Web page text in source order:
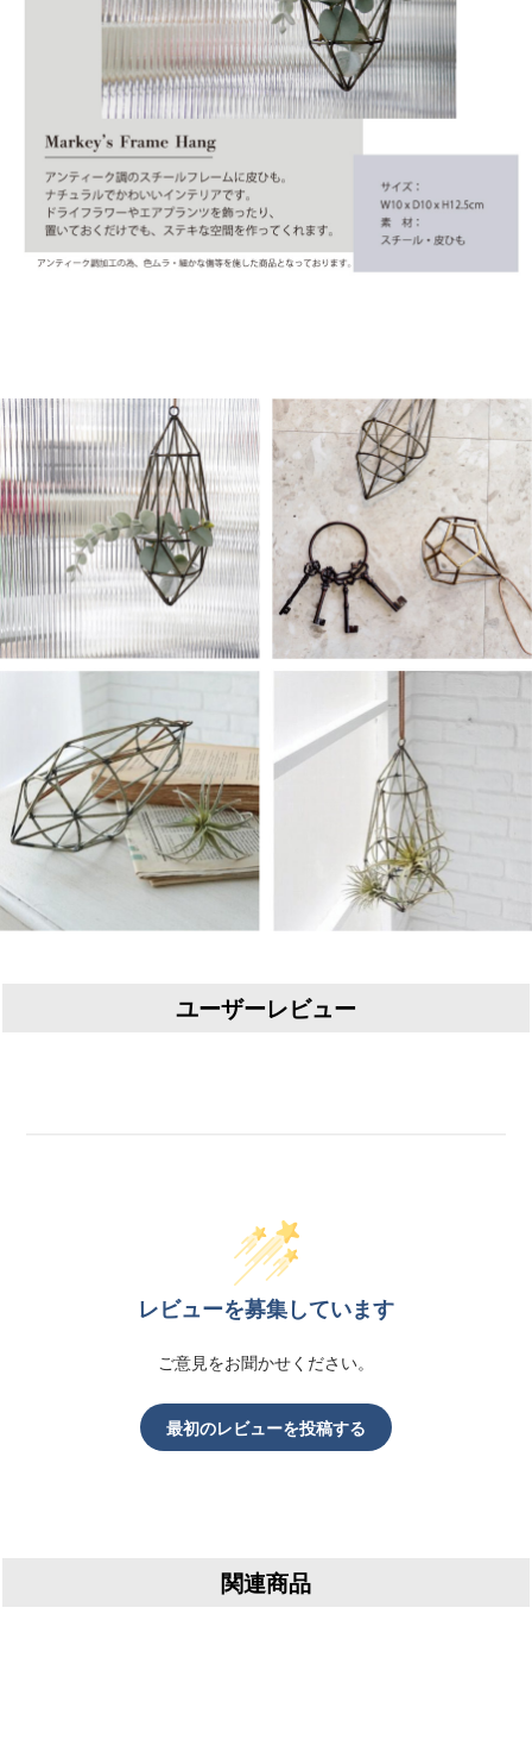
ユーザーレビュー
レビューを募集しています
ご意見をお聞かせください。
最初のレビューを投稿する
関連商品